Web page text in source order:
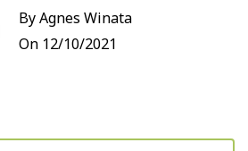
By Agnes Winata
On 12/10/2021